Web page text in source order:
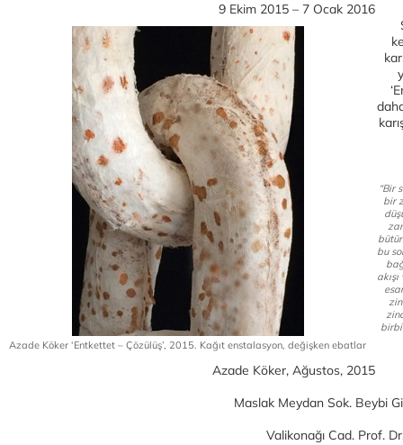
9 Ekim 2015 – 7 Ocak 2016
Azade Köker ‘Entkettet – Çözülüş’, 2015. Kağıt enstalasyon, değişken ebatlar
“Bir
bir
bu
Azade Köker, Ağustos, 2015
Maslak Meydan Sok. Beybi
Valikonağı Cad. Prof.